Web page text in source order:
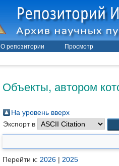
О репозитории Просмотр
Объекты, автором
На уровень вверх
Экспорт в
Перейти к: 2026 | 2025